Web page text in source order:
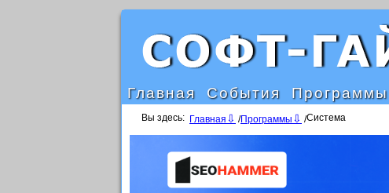
Главная События Программы
Вы здесь: Главная /Программы /Система